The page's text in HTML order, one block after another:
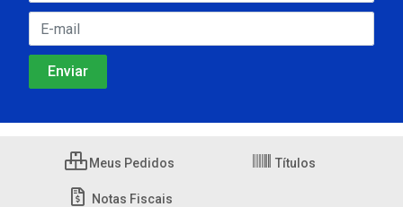
Meus Pedidos Títulos
Notas Fiscais